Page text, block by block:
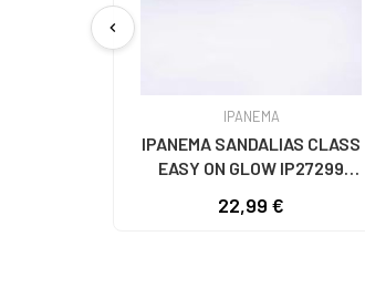
chevron_left
IPANEMA
IPANEMA SANDALIAS CLASS
EASY ON GLOW IP27299
22,99 €